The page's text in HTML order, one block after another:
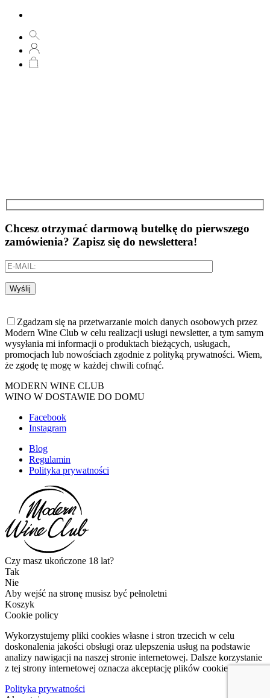
Chcesz otrzymać darmową butelkę do pierwszego
zamówienia? Zapisz się do newslettera!
Wyślij
Zgadzam się na przetwarzanie moich danych osobowych przez
Modern Wine Club w celu realizacji usługi newsletter, a tym samym
wysyłania mi informacji o produktach bieżących, usługach,
promocjach lub nowościach zgodnie z polityką prywatności. Wiem,
że zgodę tę mogę w każdej chwili cofnąć.
MODERN WINE CLUB
WINO W DOSTAWIE DO DOMU
Facebook
Instagram
Blog
Regulamin
Polityka prywatności
Czy masz ukończone 18 lat?
Tak
Nie
Aby wejść na stronę musisz być pełnoletni
Koszyk
Cookie policy
Wykorzystujemy pliki cookies własne i stron trzecich w celu
doskonalenia jakości obsługi oraz ulepszenia usług na podstawie
analizy nawigacji na naszej stronie internetowej. Dalsze korzystanie
z tej strony internetowej oznacza akceptację plików cookies.
Polityka prywatności